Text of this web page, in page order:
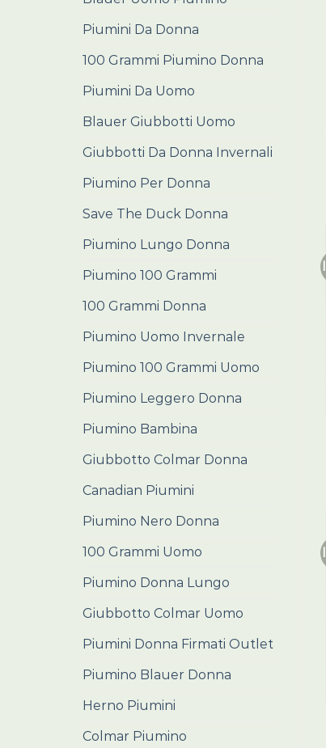
Piumini Da Donna
100 Grammi Piumino Donna
Piumini Da Uomo
Blauer Giubbotti Uomo
Giubbotti Da Donna Invernali
Piumino Per Donna
Save The Duck Donna
Piumino Lungo Donna
Piumino 100 Grammi
100 Grammi Donna
Piumino Uomo Invernale
Piumino 100 Grammi Uomo
Piumino Leggero Donna
Piumino Bambina
Giubbotto Colmar Donna
Canadian Piumini
Piumino Nero Donna
100 Grammi Uomo
Piumino Donna Lungo
Giubbotto Colmar Uomo
Piumini Donna Firmati Outlet
Piumino Blauer Donna
Herno Piumini
Colmar Piumino